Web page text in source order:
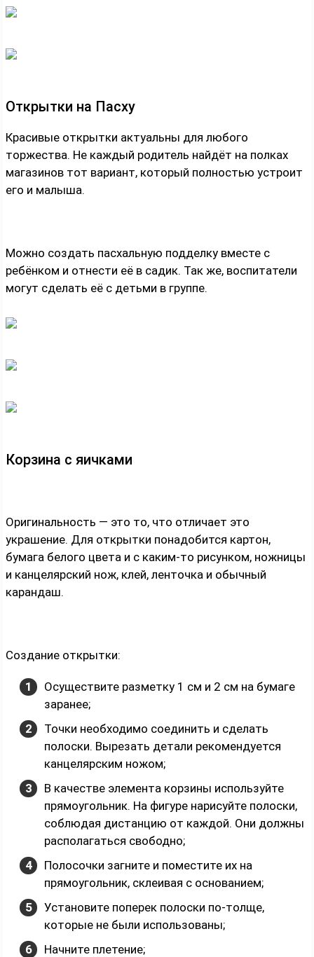
Открытки на Пасху
Красивые открытки актуальны для любого
торжества. Не каждый родитель найдёт на полках
магазинов тот вариант, который полностью устроит
его и малыша.
Можно создать пасхальную подделку вместе с
ребёнком и отнести её в садик. Так же, воспитатели
могут сделать её с детьми в группе.
Корзина с яичками
Оригинальность — это то, что отличает это
украшение. Для открытки понадобится картон,
бумага белого цвета и с каким-то рисунком, ножницы
и канцелярский нож, клей, ленточка и обычный
карандаш.
Создание открытки:
Осуществите разметку 1 см и 2 см на бумаге
заранее;
Точки необходимо соединить и сделать
полоски. Вырезать детали рекомендуется
канцелярским ножом;
В качестве элемента корзины используйте
прямоугольник. На фигуре нарисуйте полоски,
соблюдая дистанцию от каждой. Они должны
располагаться свободно;
Полосочки загните и поместите их на
прямоугольник, склеивая с основанием;
Установите поперек полоски по-толще,
которые не были использованы;
Начните плетение;